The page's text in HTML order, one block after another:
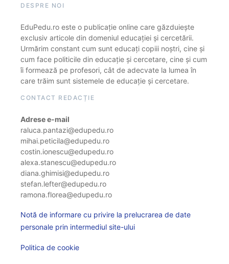
DESPRE NOI
EduPedu.ro este o publicație online care găzduiește
exclusiv articole din domeniul educației și cercetării.
Urmărim constant cum sunt educați copiii noștri, cine și
cum face politicile din educație și cercetare, cine și cum
îi formează pe profesori, cât de adecvate la lumea în
care trăim sunt sistemele de educație și cercetare.
CONTACT REDACȚIE
Adrese e-mail
raluca.pantazi@edupedu.ro
mihai.peticila@edupedu.ro
costin.ionescu@edupedu.ro
alexa.stanescu@edupedu.ro
diana.ghimisi@edupedu.ro
stefan.lefter@edupedu.ro
ramona.florea@edupedu.ro
Notă de informare cu privire la prelucrarea de date
personale prin intermediul site-ului
Politica de cookie